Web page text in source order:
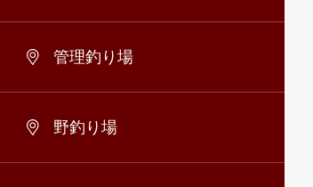
管理釣り場
野釣り場